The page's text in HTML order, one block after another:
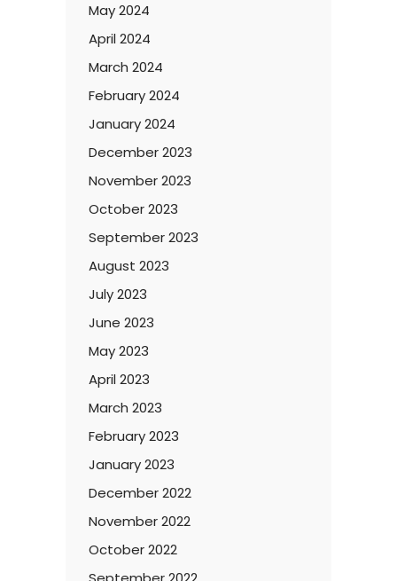
May 2024
April 2024
March 2024
February 2024
January 2024
December 2023
November 2023
October 2023
September 2023
August 2023
July 2023
June 2023
May 2023
April 2023
March 2023
February 2023
January 2023
December 2022
November 2022
October 2022